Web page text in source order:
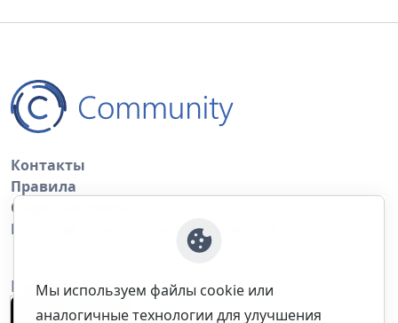
Контакты
Правила
Обратная связь
Правила копирования материалов
Приложение
Мы используем файлы cookie или
аналогичные технологии для улучшения